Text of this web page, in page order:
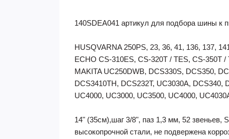
140SDEA041 артикул для подбора шины к
HUSQVARNA 250PS, 23, 36, 41, 136, 137,
ECHO CS-310ES, CS-320T / TES, CS-350T
MAKITA UC250DWB, DCS330S, DCS350,
DCS3410TH, DCS232T, UC3030A, DCS340,
UC4000, UC3000, UC3500, UC4000,
14" (35см),шаг 3/8", паз 1,3 мм, 52 звеньев,
высокопрочной стали, не подвержена